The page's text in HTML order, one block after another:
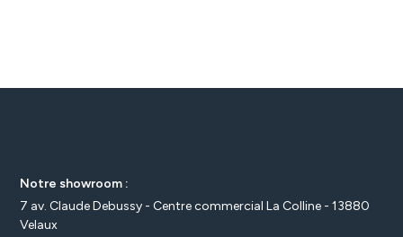
Notre showroom :
7 av. Claude Debussy - Centre commercial La Colline - 13880
Velaux